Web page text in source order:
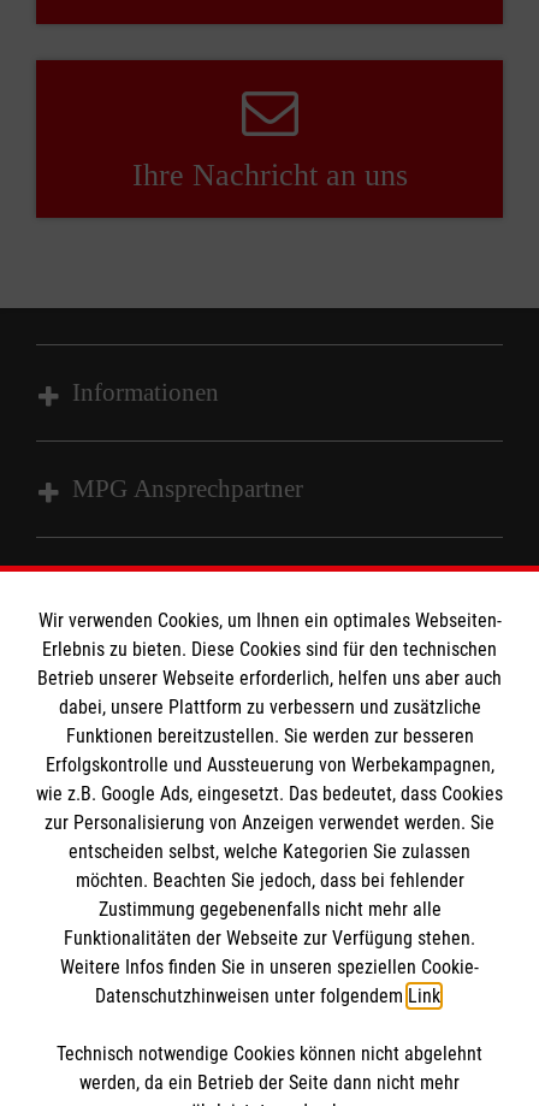
Ihre Nachricht an uns
Informationen
Impressum
Presse
MPG Ansprechpartner
Den Beauftragten für Medizinproduktesicherheit
im Malteser Rettungsdienst und den
Einsatzdiensten der Malteser können Sie unter
gmb_mpg@malteser.orgkontaktieren.
Die Malteser
Malteser in Deutschland
Malteserorden
Malteser Jugend
Malteser International
Sharepoint
Spendenkonto
Empfänger: Malteser Hilfsdienst e.V.
Bank: Pax-Bank für Kirche und Caritas eG
IBAN: DE48370601201201209125
So finden Sie uns
Fischersteg 14
Telefon:05353 917899
Email:rettungsdienst.koenigslutter@malteser.org
Soziale Netzwerke
Accordion 2
Wir verwenden Cookies, um Ihnen ein optimales Webseiten-
Erlebnis zu bieten. Diese Cookies sind für den technischen
Betrieb unserer Webseite erforderlich, helfen uns aber auch
dabei, unsere Plattform zu verbessern und zusätzliche
Funktionen bereitzustellen. Sie werden zur besseren
Erfolgskontrolle und Aussteuerung von Werbekampagnen,
wie z.B. Google Ads, eingesetzt. Das bedeutet, dass Cookies
zur Personalisierung von Anzeigen verwendet werden. Sie
entscheiden selbst, welche Kategorien Sie zulassen
möchten. Beachten Sie jedoch, dass bei fehlender
Zustimmung gegebenenfalls nicht mehr alle
Funktionalitäten der Webseite zur Verfügung stehen.
Weitere Infos finden Sie in unseren speziellen Cookie-
Datenschutzhinweisen unter folgendem Link.
Technisch notwendige Cookies können nicht abgelehnt
werden, da ein Betrieb der Seite dann nicht mehr